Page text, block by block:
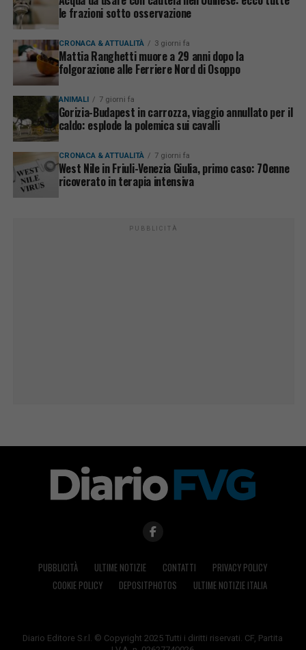
le frazioni sotto osservazione
CRONACA & ATTUALITÀ 3 giorni fa
Mattia Ranghetti muore a 29 anni dopo la
folgorazione alle Ferriere Nord di Osoppo
ANIMALI 7 giorni fa
Gorizia-Budapest in carrozza, viaggio annullato per il
caldo: esplode la polemica sui cavalli
CRONACA & ATTUALITÀ 7 giorni fa
West Nile in Friuli-Venezia Giulia, primo caso: 70enne
ricoverato in terapia intensiva
PUBBLICITÀ
PUBBLICITÀ ULTIME NOTIZIE CONTATTI
PRIVACY POLICY
COOKIE POLICY
DEPOSITPHOTOS ULTIME NOTIZIE ITALIA
Diario Editore S.r.l. © Copyright 2025 Tutti i diritti riservati. CF, Partita